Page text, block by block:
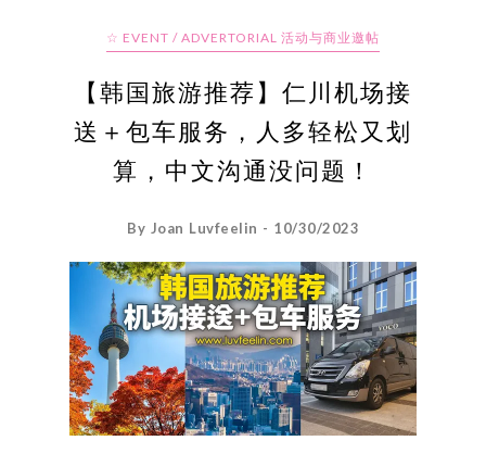
☆ EVENT / ADVERTORIAL 活动与商业邀帖
【韩国旅游推荐】仁川机场接
送＋包车服务，人多轻松又划
算，中文沟通没问题！
By Joan Luvfeelin - 10/30/2023